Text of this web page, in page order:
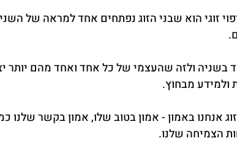
זוגי הוא שבני הזוג נפתחים אחד למראה של
ולזה שהעצמי של כל אחד ואחד מהם יותר
ולמידע מבחוץ.
אנחנו באמון - אמון בטוב שלו, אמון בקשר שלנו
הצמיחה שלנו.